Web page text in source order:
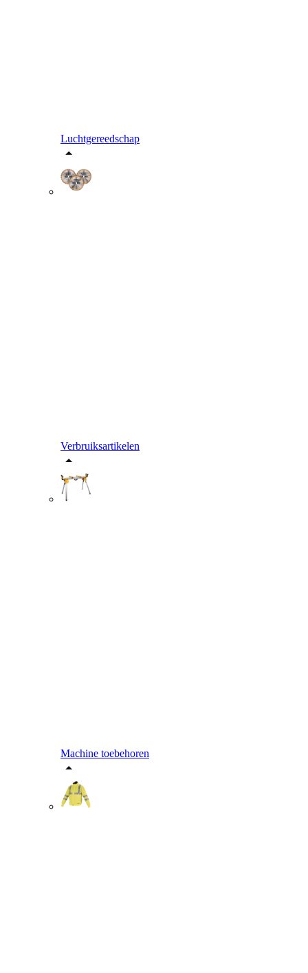
Luchtgereedschap
Verbruiksartikelen
Machine toebehoren